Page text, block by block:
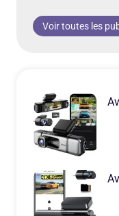
Voir toutes les